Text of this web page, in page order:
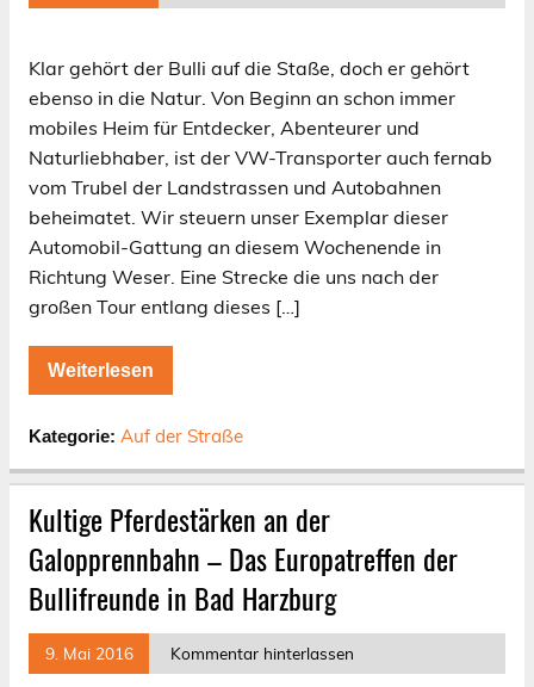
Klar gehört der Bulli auf die Staße, doch er gehört
ebenso in die Natur. Von Beginn an schon immer
mobiles Heim für Entdecker, Abenteurer und
Naturliebhaber, ist der VW-Transporter auch fernab
vom Trubel der Landstrassen und Autobahnen
beheimatet. Wir steuern unser Exemplar dieser
Automobil-Gattung an diesem Wochenende in
Richtung Weser. Eine Strecke die uns nach der
großen Tour entlang dieses […]
Weiterlesen
Kategorie: Auf der Straße
Kultige Pferdestärken an der
Galopprennbahn – Das Europatreffen der
Bullifreunde in Bad Harzburg
9. Mai 2016 Kommentar hinterlassen